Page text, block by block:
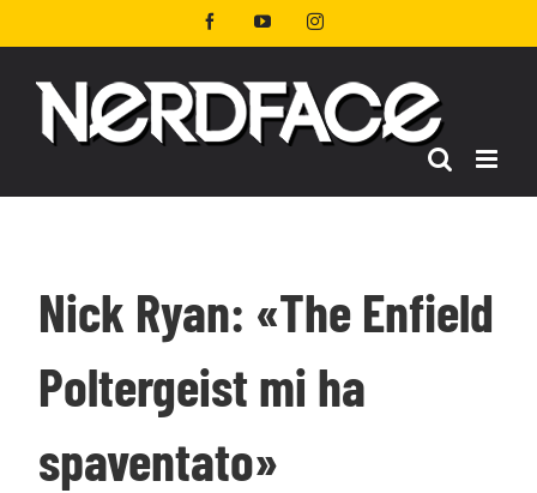
al
FacebookYouTubeInstagram
Nick Ryan: «The Enfield
Poltergeist mi ha
spaventato»